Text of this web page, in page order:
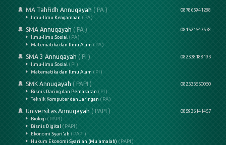
MA Tahfidh Annuqayah ( PA )
087865941288
Ilmu-Ilmu Keagamaan ( PA )
SMA Annuqayah ( PA )
081521543578
Ilmu-Ilmu Sosial ( PA )
Matematika dan Ilmu Alam ( PA )
SMA 3 Annuqayah ( PI )
082338188193
Ilmu-Ilmu Sosial ( PI )
Matematika dan Ilmu Alam ( PI )
SMK Annuqayah ( PAPI )
082333560050
Bisnis Daring dan Pemasaran ( PI )
Teknik Komputer dan Jaringan( PA )
Universitas Annuqayah ( PAPI )
085936141457
Biologi ( PAPI )
Bisnis Digital ( PAPI )
Ekonomi Syari'ah ( PAPI )
Hukum Ekonomi Syari'ah (Mu'amalah) ( PAPI )